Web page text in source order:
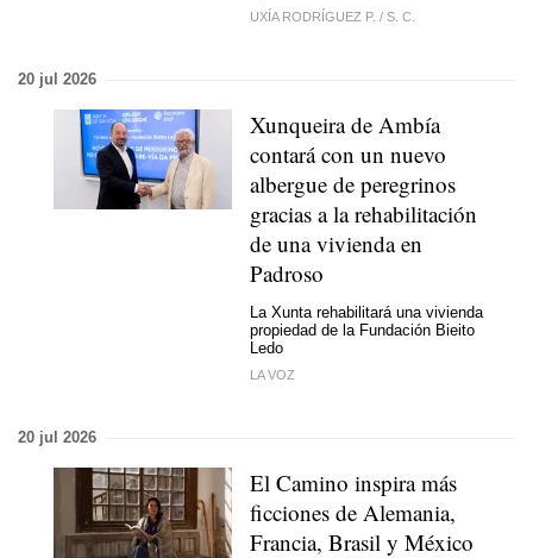
UXÍA RODRÍGUEZ P. / S. C.
20 jul 2026
Xunqueira de Ambía
contará con un nuevo
albergue de peregrinos
gracias a la rehabilitación
de una vivienda en
Padroso
La Xunta rehabilitará una vivienda
propiedad de la Fundación Bieito
Ledo
LA VOZ
20 jul 2026
El Camino inspira más
ficciones de Alemania,
Francia, Brasil y México